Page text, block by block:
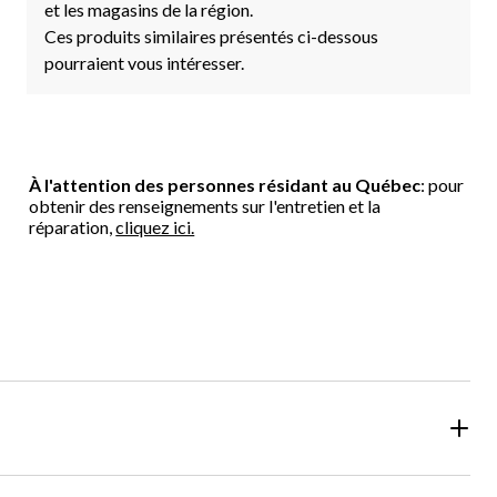
et les magasins de la région.
Ces produits similaires présentés ci-dessous
pourraient vous intéresser.
À l'attention des personnes résidant au Québec: pour
obtenir des renseignements sur l'entretien et la
réparation,cliquez ici.